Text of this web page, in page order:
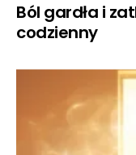
Ból gardła i
codzienny